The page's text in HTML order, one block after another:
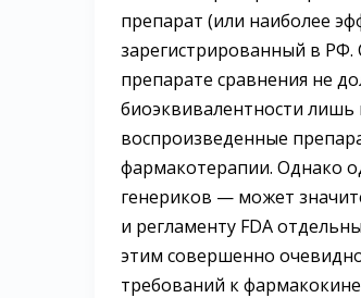
препарат (или наиболее
зарегистрированный в РФ.
препарате сравнения не
биоэквивалентности лишь
воспроизведенные
фармакотерапии. Однако
генериков — может
и регламенту FDA
этим совершенно
требований к